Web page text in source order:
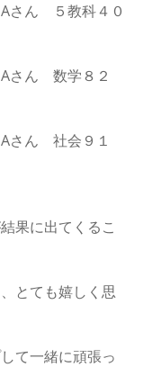
さん　５教科４０
さん　数学８２
さん　社会９１
果に出てくるこ
とても嬉しく思
て一緒に頑張っ